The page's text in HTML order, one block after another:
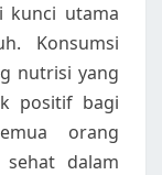
kunci utama
Konsumsi
nutrisi yang
positif bagi
orang
sehat dalam